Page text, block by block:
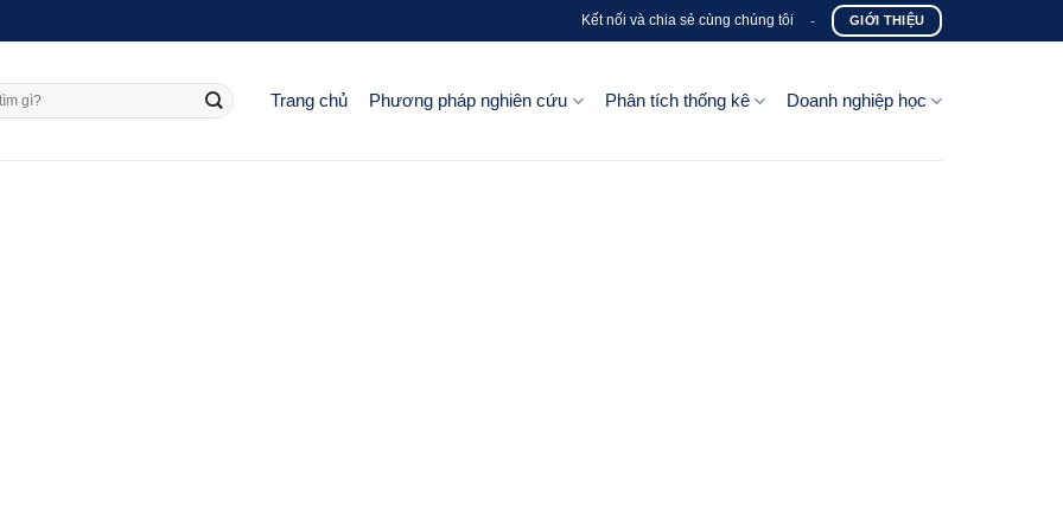
Kết nối và chia sẻ cùng chúng tôi - GIỚI THIỆU
Trang chủ Phương pháp nghiên cứu Phân tích thống kê Doanh nghiệp học